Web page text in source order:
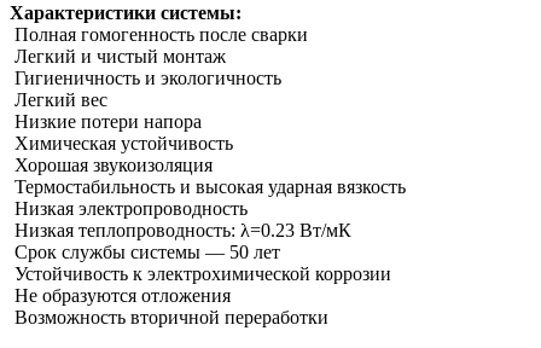
Характеристики системы:
Полная гомогенность после сварки
Легкий и чистый монтаж
Гигиеничность и экологичность
Легкий вес
Низкие потери напора
Химическая устойчивость
Хорошая звукоизоляция
Термостабильность и высокая ударная вязкость
Низкая электропроводность
Низкая теплопроводность: λ=0.23 Вт/мК
Срок службы системы ― 50 лет
Устойчивость к электрохимической коррозии
Не образуются отложения
Возможность вторичной переработки